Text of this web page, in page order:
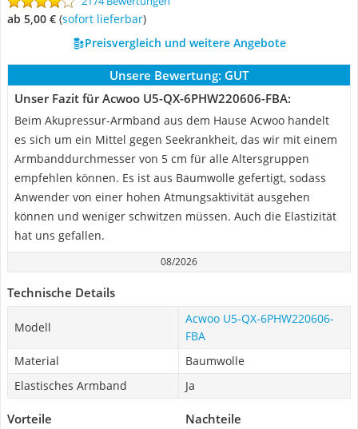
ab 5,00 € ( Sofort lieferbar)
Preisvergleich und weitere Angebote
Unsere Bewertung: GUT
Unser Fazit für Acwoo U5-QX-6PHW220606-FBA:
Beim Akupressur-Armband aus dem Hause Acwoo handelt
es sich um ein Mittel gegen Seekrankheit, das wir mit einem
Armbanddurchmesser von 5 cm für alle Altersgruppen
empfehlen können. Es ist aus Baumwolle gefertigt, sodass
Anwender von einer hohen Atmungsaktivität ausgehen
können und weniger schwitzen müssen. Auch die Elastizität
hat uns gefallen.
08/2026
Technische Details
Modell
Acwoo U5-QX-6PHW220606-
FBA
Material
Baumwolle
Elastisches Armband
Ja
Vorteile Nachteile